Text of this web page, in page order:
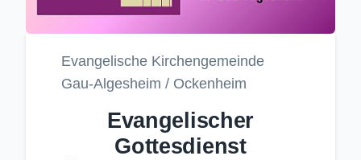
Evangelische Kirchengemeinde
Gau-Algesheim / Ockenheim
Evangelischer
Gottesdienst